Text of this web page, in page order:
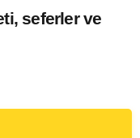
seferler ve